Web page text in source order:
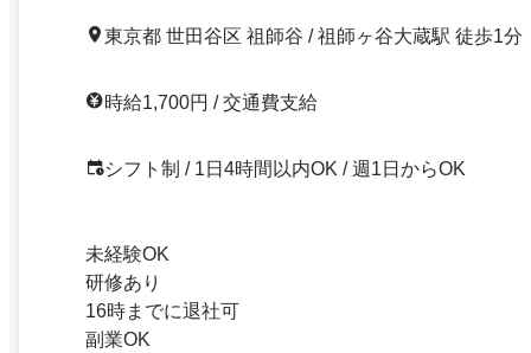
東京都 世田谷区 祖師谷 / 祖師ヶ谷大蔵駅 徒歩1分
時給1,700円 / 交通費支給
シフト制 / 1日4時間以内OK / 週1日からOK
未経験OK
研修あり
16時までに退社可
副業OK